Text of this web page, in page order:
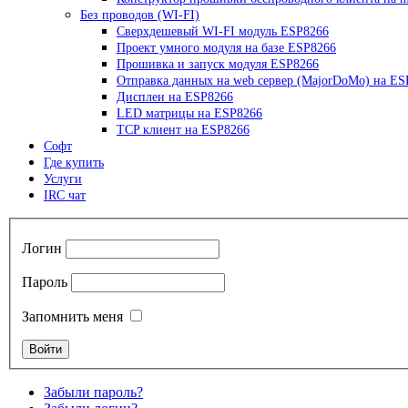
Без проводов (WI-FI)
Сверхдешевый WI-FI модуль ESP8266
Проект умного модуля на базе ESP8266
Прошивка и запуск модуля ESP8266
Отправка данных на web сервер (MajorDoMo) на
Дисплеи на ESP8266
LED матрицы на ESP8266
TCP клиент на ESP8266
Софт
Где купить
Услуги
IRC чат
Логин
Пароль
Запомнить меня
Забыли пароль?